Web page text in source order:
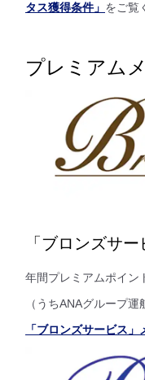
タス獲得条件」 をご覧
プレミアム
「ブロンズサ
年間プレミアムポイン
（うちANAグループ運
「ブロンズサービス